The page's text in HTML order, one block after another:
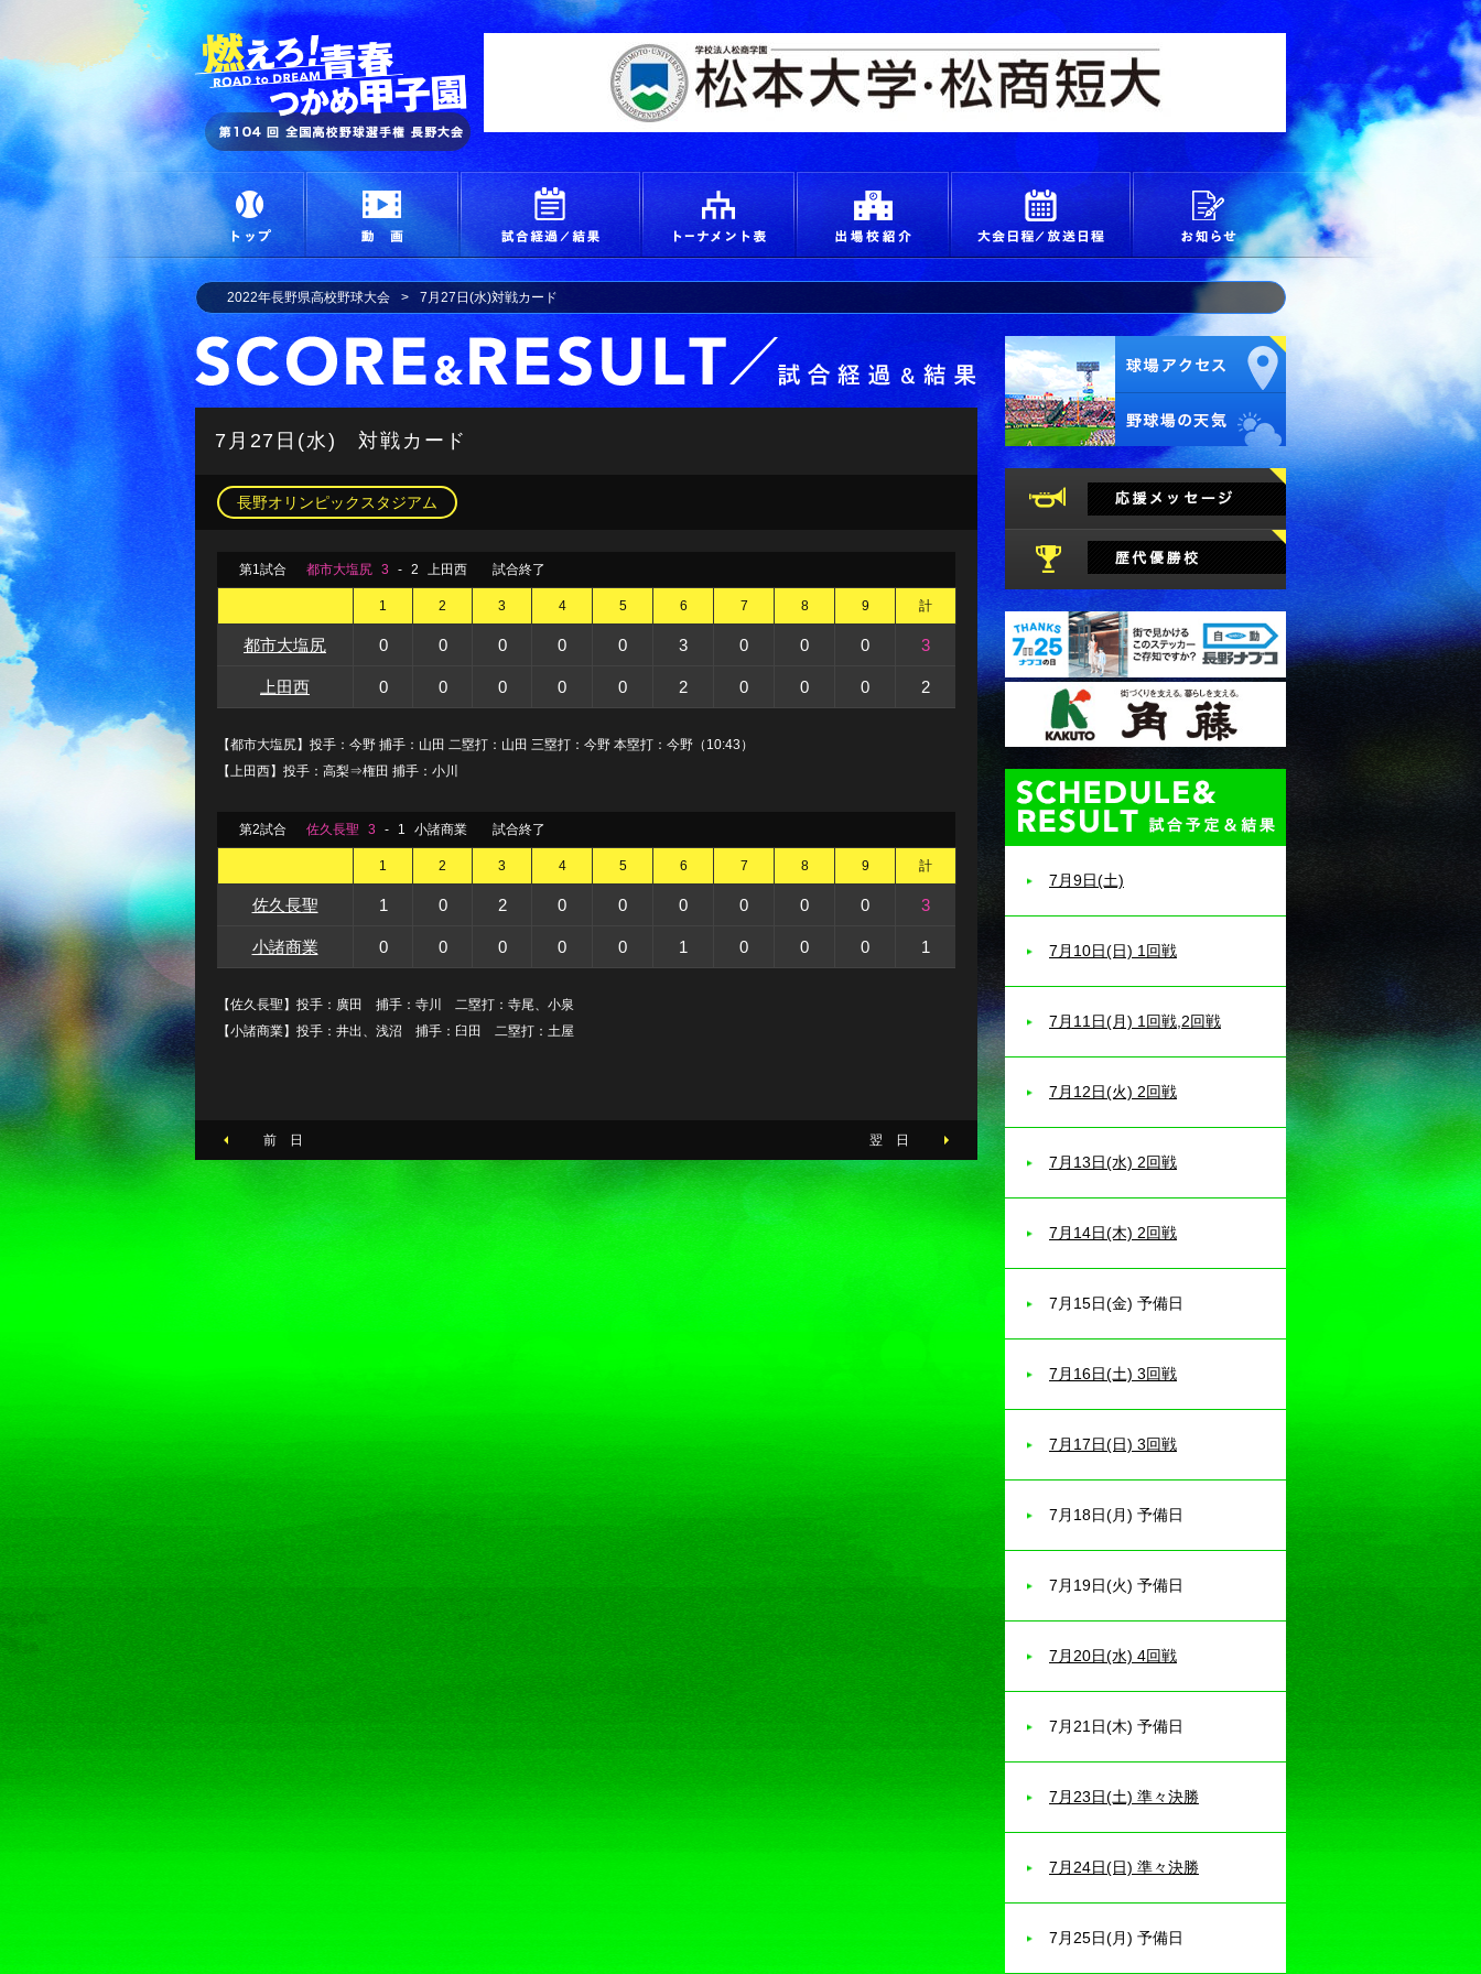
燃えろ！青春 つかめ甲子園
トップ 動画 試合経過＆結果 トーナメント 出場校 大会日程/放送日程
2022年長野県高校野球大会 7月27日(水)対戦カード
試合経過・詳細
7月27日(水) 対戦カード
長野オリンピックスタジアム
第1試合 都市大塩尻 3 - 2 上田西 試合終了
1 2 3 4 5 6 7 8 9 計
都市大塩尻 0 0 0 0 0 3 0 0 0 3
上田西 0 0 0 0 0 2 0 0 0 2
【都市大塩尻】投手：今野 捕手：山田 二塁打：山田 三塁打：今野 本塁打：今野（10:43）
【上田西】投手：高梨⇒権田 捕手：小川
第2試合 佐久長聖 3 - 1 小諸商業 試合終了
1 2 3 4 5 6 7 8 9 計
佐久長聖 1 0 2 0 0 0 0 0 0 3
小諸商業 0 0 0 0 0 1 0 0 0 1
【佐久長聖】投手：廣田 捕手：寺川 二塁打：寺尾、小泉
【小諸商業】投手：井出、浅沼 捕手：臼田 二塁打：土屋
前 日 翌 日
7月9日(土)
7月10日(日) 1回戦
7月11日(月) 1回戦,2回戦
7月12日(火) 2回戦
7月13日(水) 2回戦
7月14日(木) 2回戦
7月15日(金) 予備日
7月16日(土) 3回戦
7月17日(日) 3回戦
7月18日(月) 予備日
7月19日(火) 予備日
7月20日(水) 4回戦
7月21日(木) 予備日
7月23日(土) 準々決勝
7月24日(日) 準々決勝
7月25日(月) 予備日